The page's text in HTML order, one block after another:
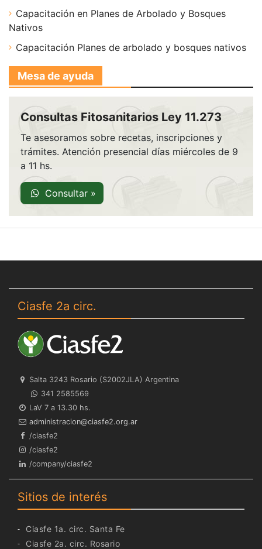
Capacitación en Planes de Arbolado y Bosques
Nativos
Capacitación Planes de arbolado y bosques nativos
Mesa de ayuda
Consultas Fitosanitarios Ley 11.273
Te asesoramos sobre recetas, inscripciones y
trámites. Atención presencial días miércoles de 9
a 11 hs.
Consultar »
Ciasfe 2a circ.
Salta 3243 Rosario (S2002JLA) Argentina
341 2585569
LaV 7 a 13.30 hs.
ra.gro.2efsaic@noicartsinimda
/ciasfe2
/ciasfe2
/company/ciasfe2
Sitios de interés
Ciasfe 1a. circ. Santa Fe
Ciasfe 2a. circ. Rosario